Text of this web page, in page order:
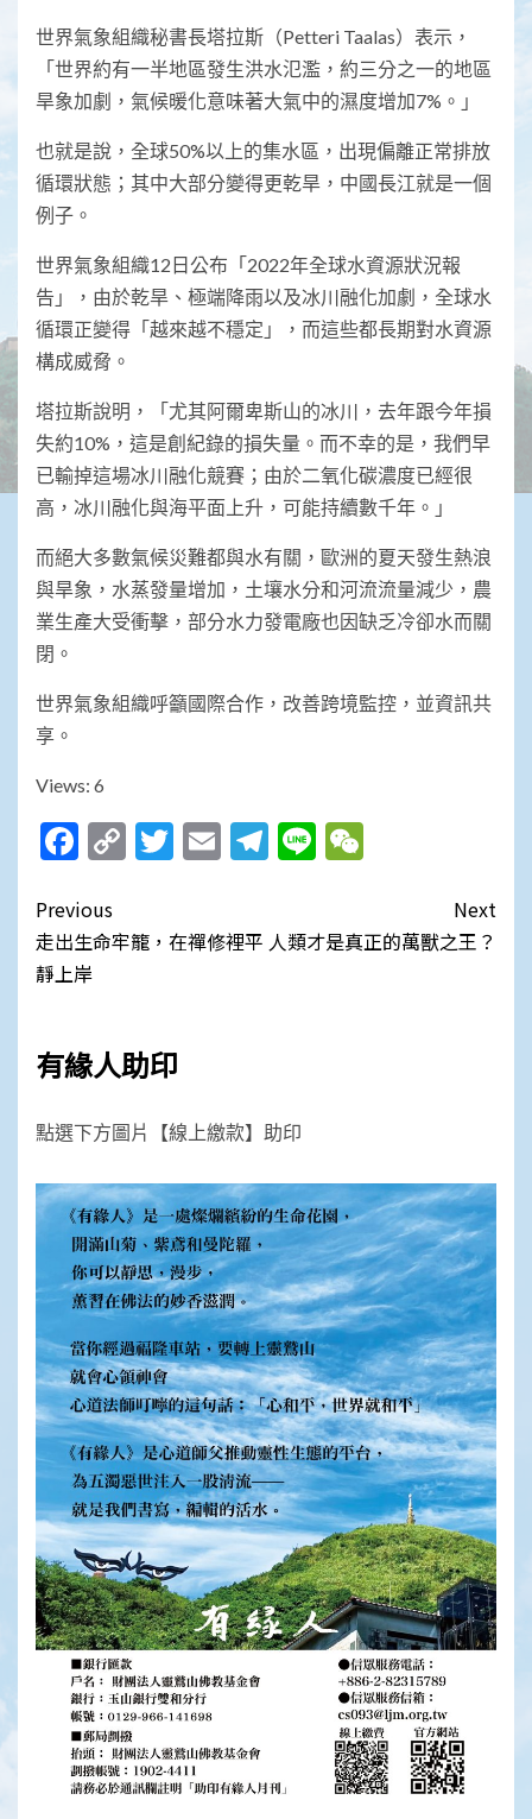
世界氣象組織秘書長塔拉斯（Petteri Taalas）表示，
「世界約有一半地區發生洪水氾濫，約三分之一的地區
旱象加劇，氣候暖化意味著大氣中的濕度增加7%。」
也就是說，全球50%以上的集水區，出現偏離正常排放
循環狀態；其中大部分變得更乾旱，中國長江就是一個
例子。
世界氣象組織12日公布「2022年全球水資源狀況報
告」，由於乾旱、極端降雨以及冰川融化加劇，全球水
循環正變得「越來越不穩定」，而這些都長期對水資源
構成威脅。
塔拉斯說明，「尤其阿爾卑斯山的冰川，去年跟今年損
失約10%，這是創紀錄的損失量。而不幸的是，我們早
已輸掉這場冰川融化競賽；由於二氧化碳濃度已經很
高，冰川融化與海平面上升，可能持續數千年。」
而絕大多數氣候災難都與水有關，歐洲的夏天發生熱浪
與旱象，水蒸發量增加，土壤水分和河流流量減少，農
業生產大受衝擊，部分水力發電廠也因缺乏冷卻水而關
閉。
世界氣象組織呼籲國際合作，改善跨境監控，並資訊共
享。
Views: 6
Facebook
CopyTwitter
EmailTelegram
Line
Post
navigation
Previous
走出生命牢籠，在禪修裡平
靜上岸
Next
人類才是真正的萬獸之王？
有緣人助印
點選下方圖片【線上繳款】助印